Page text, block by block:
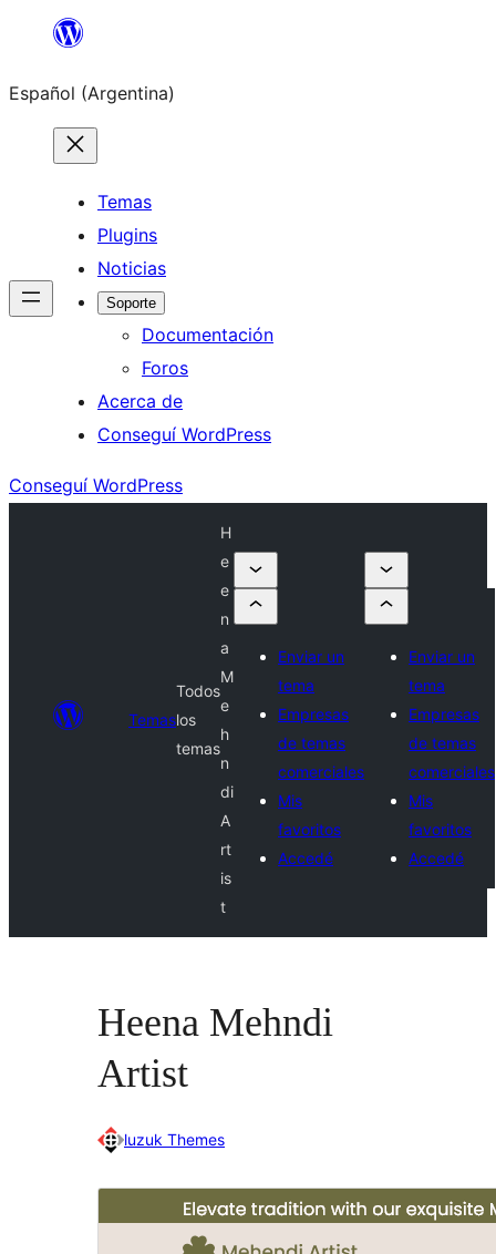
Saltar
contenido
Español (Argentina)
Temas
Plugins
Noticias
Soporte
Documentación
Foros
Acerca de
Conseguí WordPress
Conseguí WordPress
Temas
Todos
los
temas
H
e
e
n
a
M
e
h
n
di
A
rt
is
t
Enviar un
tema
Empresas
de temas
comerciales
Mis
favoritos
Accedé
Enviar un
tema
Empresas
de temas
comerciales
Mis
favoritos
Accedé
Heena Mehndi
Artist
luzuk Themes